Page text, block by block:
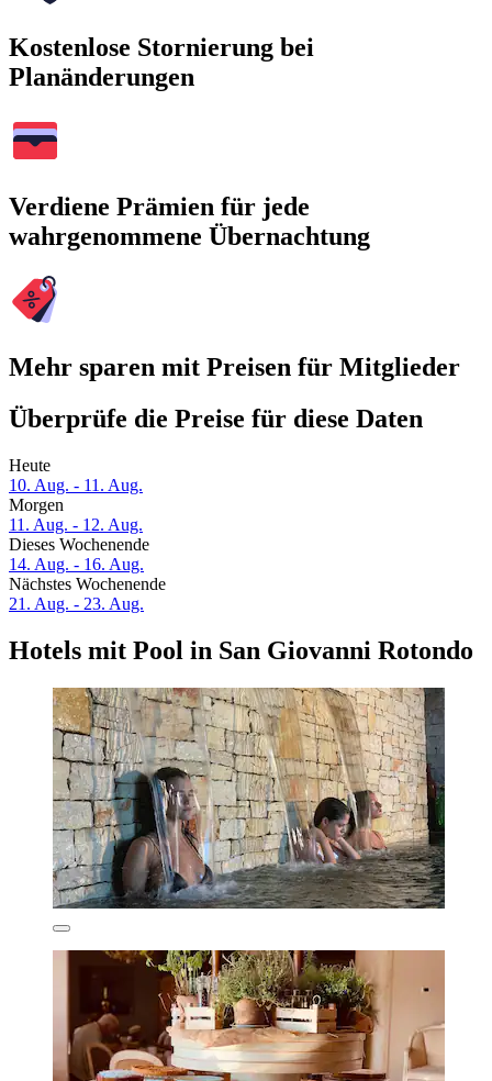
Kostenlose Stornierung bei
Planänderungen
Verdiene Prämien für jede
wahrgenommene Übernachtung
Mehr sparen mit Preisen für Mitglieder
Überprüfe die Preise für diese Daten
Heute
10. Aug. - 11. Aug.
Morgen
11. Aug. - 12. Aug.
Dieses Wochenende
14. Aug. - 16. Aug.
Nächstes Wochenende
21. Aug. - 23. Aug.
Hotels mit Pool in San Giovanni Rotondo